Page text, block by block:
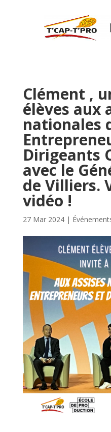
Clément ,
élèves aux
nationales
Dirigeants
avec le
de Villiers.
vidéo !
27 Mar 2024|